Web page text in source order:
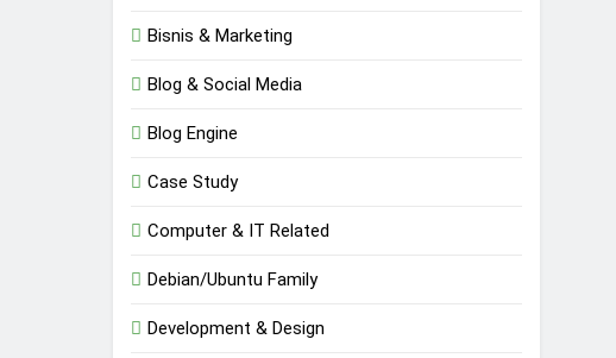
Bisnis & Marketing
Blog & Social Media
Blog Engine
Case Study
Computer & IT Related
Debian/Ubuntu Family
Development & Design